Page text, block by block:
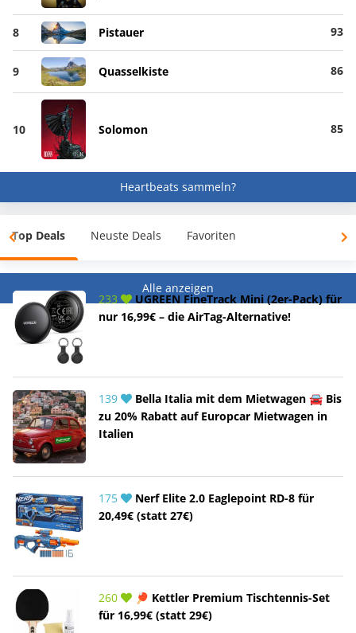
8 Pistauer 93
9 Quasselkiste 86
10 Solomon 85
Heartbeats sammeln?
Top Deals Neuste Deals Favoriten
Alle anzeigen
233
UGREEN FineTrack Mini (2er-Pack) für
nur 16,99€ – die AirTag-Alternative!
139
Bella Italia mit dem Mietwagen 🚘 Bis
zu 20% Rabatt auf Europcar Mietwagen in
Italien
175
Nerf Elite 2.0 Eaglepoint RD-8 für
20,49€ (statt 27€)
260
🏓 Kettler Premium Tischtennis-Set
für 16,99€ (statt 29€)